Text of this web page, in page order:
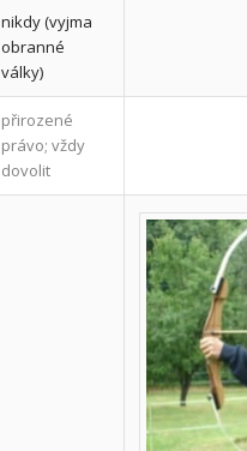
nikdy (vyjma
obranné
války)
přirozené
právo; vždy
dovolit